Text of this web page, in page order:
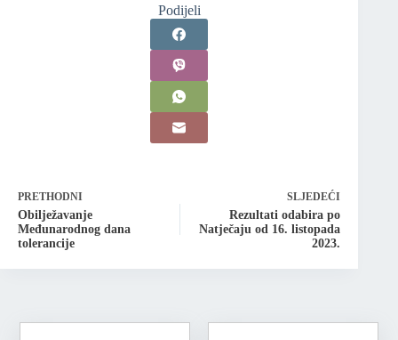
Podijeli
PRETHODNI
Obilježavanje
Međunarodnog dana
tolerancije
SLJEDEĆI
Rezultati odabira po
Natječaju od 16. listopada
2023.